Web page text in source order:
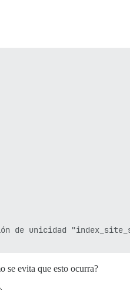
de unicidad
se evita que esto ocurra?